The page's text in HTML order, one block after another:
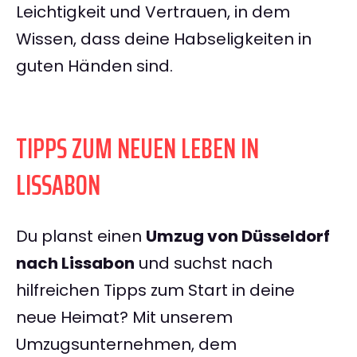
Leichtigkeit und Vertrauen, in dem
Wissen, dass deine Habseligkeiten in
guten Händen sind.
TIPPS ZUM NEUEN LEBEN IN
LISSABON
Du planst einen Umzug von Düsseldorf
nach Lissabon und suchst nach
hilfreichen Tipps zum Start in deine
neue Heimat? Mit unserem
Umzugsunternehmen, dem